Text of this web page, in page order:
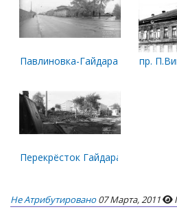
Павлиновка-Гайдара пр.
Перекрёсток Гайдара-
Не Атрибутировано 07 Марта, 2011